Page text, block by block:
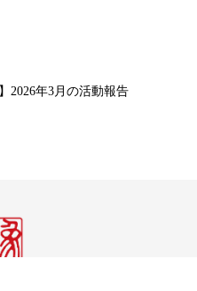
2026年3月の活動報告